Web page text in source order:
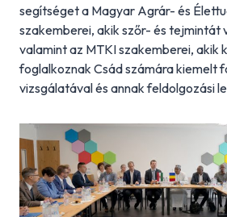
segítséget a Magyar Agrár- és
szakemberei, akik szőr- és tejmintát
valamint az MTKI szakemberei, akik
foglalkoznak Csád számára kiemelt
vizsgálatával és annak feldolgozási